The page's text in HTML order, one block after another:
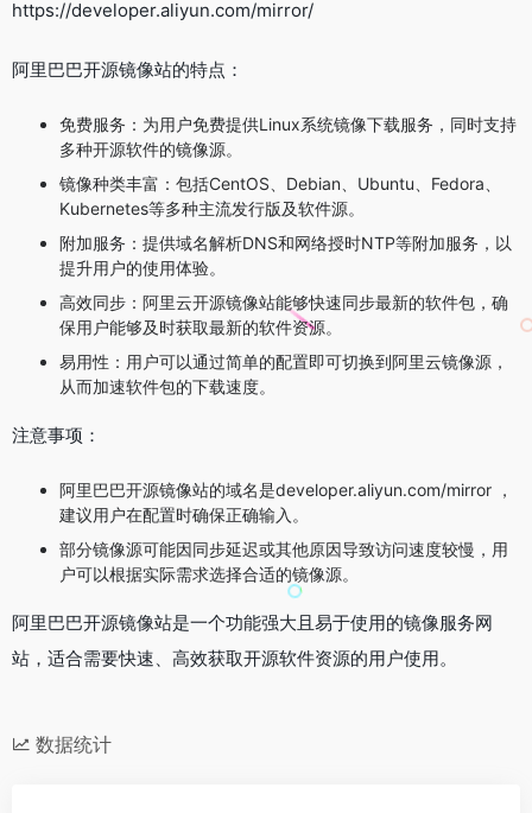
https://developer.aliyun.com/mirror/
阿里巴巴开源镜像站的特点：
免费服务：为用户免费提供Linux系统镜像下载服务，同时支持
多种开源软件的镜像源。
镜像种类丰富：包括CentOS、Debian、Ubuntu、Fedora、
Kubernetes等多种主流发行版及软件源。
附加服务：提供域名解析DNS和网络授时NTP等附加服务，以
提升用户的使用体验。
高效同步：阿里云开源镜像站能够快速同步最新的软件包，确
保用户能够及时获取最新的软件资源。
易用性：用户可以通过简单的配置即可切换到阿里云镜像源，
从而加速软件包的下载速度。
注意事项：
阿里巴巴开源镜像站的域名是developer.aliyun.com/mirror ，
建议用户在配置时确保正确输入。
部分镜像源可能因同步延迟或其他原因导致访问速度较慢，用
户可以根据实际需求选择合适的镜像源。
阿里巴巴开源镜像站是一个功能强大且易于使用的镜像服务网
站，适合需要快速、高效获取开源软件资源的用户使用。
数据统计